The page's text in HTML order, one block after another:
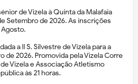
de Vizela à Quinta da Malafaia
Setembro de 2026. As inscrições
Agosto.
a II S. Silvestre de Vizela para a
de 2026. Promovida pela Vizela Corre
Vizela e Associação Atletismo
às 21 horas.